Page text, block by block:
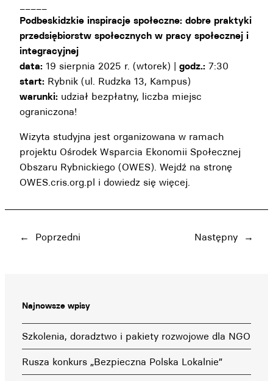
Podbeskidzkie inspiracje społeczne: dobre praktyki
przedsiębiorstw społecznych w pracy społecznej i
integracyjnej
data: 19 sierpnia 2025 r. (wtorek) | godz.: 7:30
start: Rybnik (ul. Rudzka 13, Kampus)
warunki: udział bezpłatny, liczba miejsc
ograniczona!
Wizyta studyjna jest organizowana w ramach
projektu Ośrodek Wsparcia Ekonomii Społecznej
Obszaru Rybnickiego (OWES). Wejdź na stronę
OWES.cris.org.pl i dowiedz się więcej.
← Poprzedni Następny →
Najnowsze wpisy
Szkolenia, doradztwo i pakiety rozwojowe dla NGO
Rusza konkurs „Bezpieczna Polska Lokalnie”